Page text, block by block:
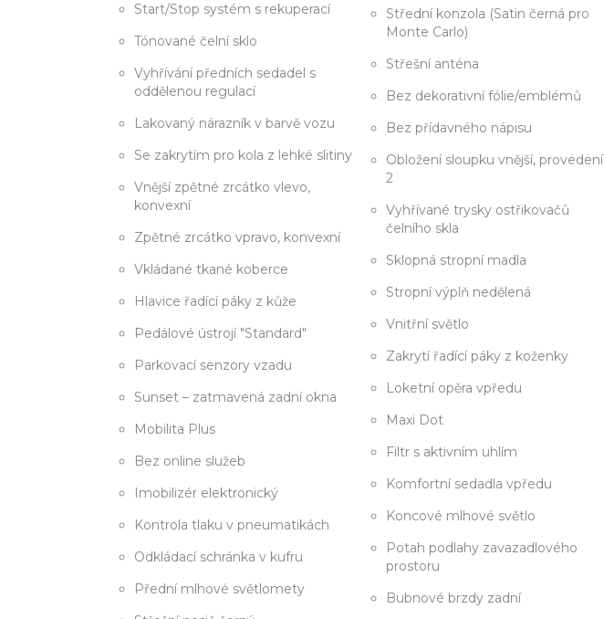
Start/Stop systém s rekuperací
Tónované čelní sklo
Vyhřívání předních sedadel s
oddělenou regulací
Lakovaný nárazník v barvě vozu
Se zakrytím pro kola z lehké slitiny
Vnější zpětné zrcátko vlevo,
konvexní
Zpětné zrcátko vpravo, konvexní
Vkládané tkané koberce
Hlavice řadící páky z kůže
Pedálové ústrojí "Standard"
Parkovací senzory vzadu
Sunset – zatmavená zadní okna
Mobilita Plus
Bez online služeb
Imobilizér elektronický
Kontrola tlaku v pneumatikách
Odkládací schránka v kufru
Přední mlhové světlomety
Střední konzola (Satin černá pro
Monte Carlo)
Střešní anténa
Bez dekorativní fólie/emblémů
Bez přídavného nápisu
Obložení sloupku vnější, provedení
2
Vyhřívané trysky ostřikovačů
čelního skla
Sklopná stropní madla
Stropní výplň nedělená
Vnitřní světlo
Zakrytí řadící páky z koženky
Loketní opěra vpředu
Maxi Dot
Filtr s aktivním uhlím
Komfortní sedadla vpředu
Koncové mlhové světlo
Potah podlahy zavazadlového
prostoru
Bubnové brzdy zadní